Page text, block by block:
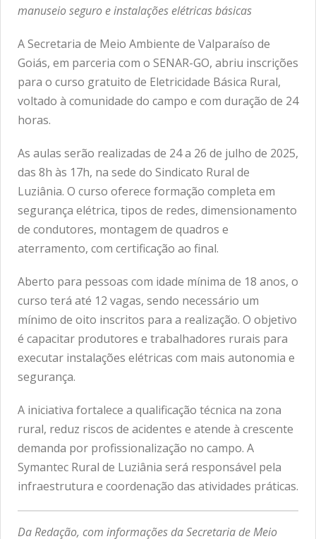
manuseio seguro e instalações elétricas básicas
A Secretaria de Meio Ambiente de Valparaíso de
Goiás, em parceria com o SENAR-GO, abriu inscrições
para o curso gratuito de Eletricidade Básica Rural,
voltado à comunidade do campo e com duração de 24
horas.
As aulas serão realizadas de 24 a 26 de julho de 2025,
das 8h às 17h, na sede do Sindicato Rural de
Luziânia. O curso oferece formação completa em
segurança elétrica, tipos de redes, dimensionamento
de condutores, montagem de quadros e
aterramento, com certificação ao final.
Aberto para pessoas com idade mínima de 18 anos, o
curso terá até 12 vagas, sendo necessário um
mínimo de oito inscritos para a realização. O objetivo
é capacitar produtores e trabalhadores rurais para
executar instalações elétricas com mais autonomia e
segurança.
A iniciativa fortalece a qualificação técnica na zona
rural, reduz riscos de acidentes e atende à crescente
demanda por profissionalização no campo. A
Symantec Rural de Luziânia será responsável pela
infraestrutura e coordenação das atividades práticas.
Da Redação, com informações da Secretaria de Meio